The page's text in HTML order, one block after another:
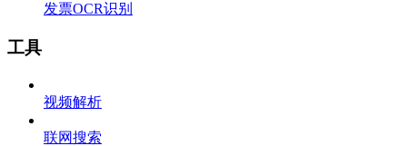
发票OCR识别
工具
视频解析
联网搜索